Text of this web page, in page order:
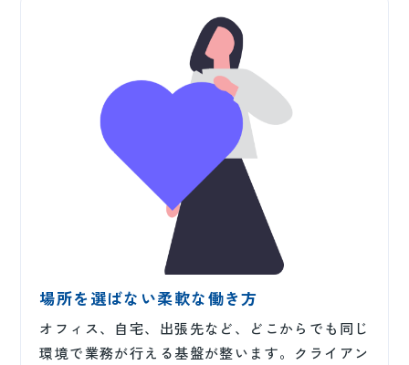
場所を選ばない柔軟な働き方
オフィス、自宅、出張先など、どこからでも同じ
環境で業務が行える基盤が整います。クライアン